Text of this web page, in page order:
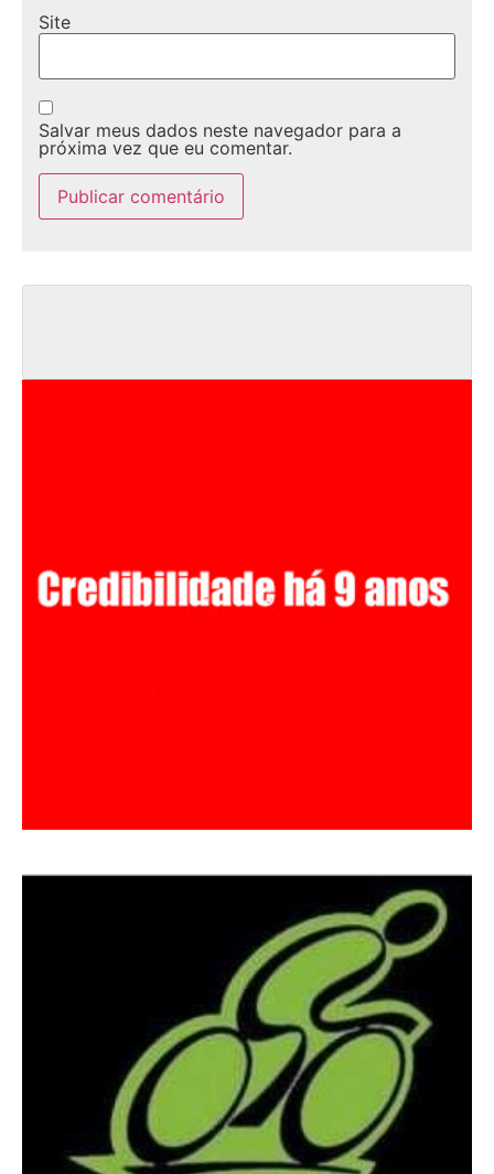
Site
Salvar meus dados neste navegador para a
próxima vez que eu comentar.